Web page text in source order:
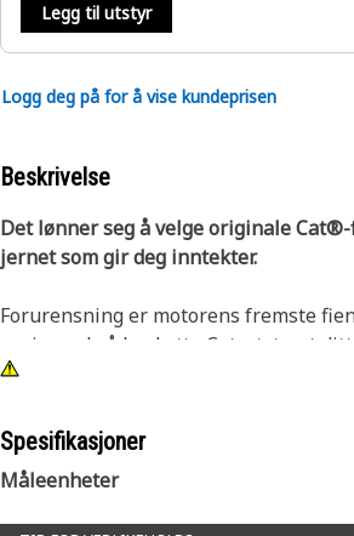
Legg til utstyr
Logg deg på for å vise kundeprisen
Beskrivelse
Det lønner seg å velge originale
jernet som gir deg inntekter.
Forurensning er motorens fremste
avgjørende å beskytte Cat-utstyret
filterelementer. Cat-
motorbeskyttelse og forebygger
Cat-luftfiltrene har lang levetid og
filtreringsevne samtidig som de er
Spesifikasjoner
Måleenheter